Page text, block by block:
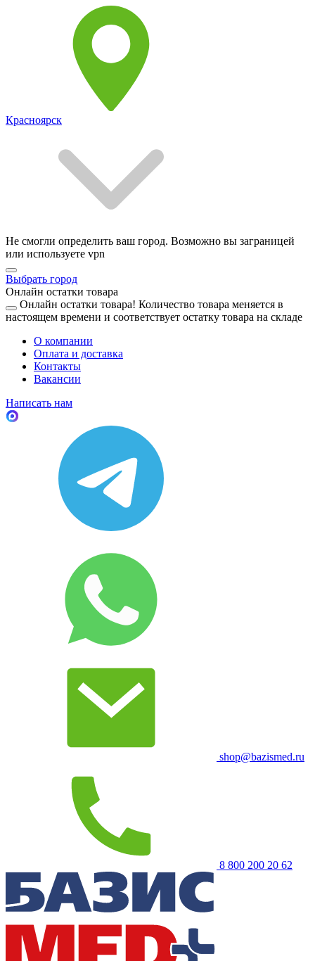
Красноярск
Не смогли определить ваш город. Возможно вы заграницей
или используете vpn
Выбрать город
Онлайн остатки товара
Онлайн остатки товара! Количество товара меняется в
настоящем времени и соответствует остатку товара на складе
О компании
Оплата и доставка
Контакты
Вакансии
Написать нам
shop@bazismed.ru
8 800 200 20 62